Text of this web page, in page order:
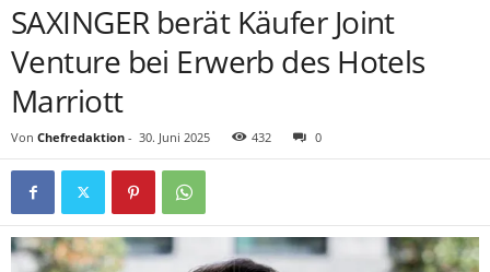
SAXINGER berät Käufer Joint
Venture bei Erwerb des Hotels
Marriott
Von Chefredaktion - 30. Juni 2025 432 0